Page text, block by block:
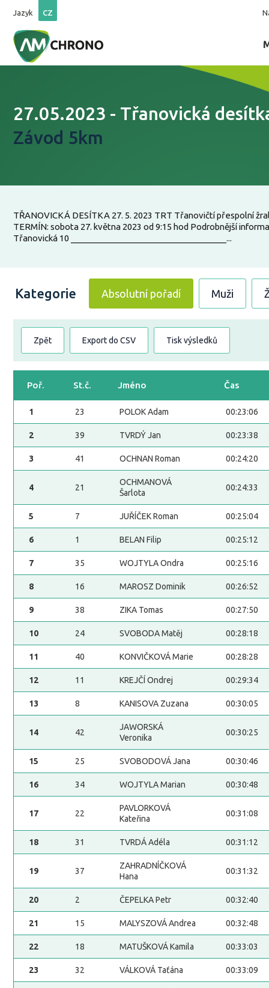
Jazyk CZ
27.05.2023 - Třanovická
Závod 5km
TŘANOVICKÁ DESÍTKA 27. 5. 2023 TRT Třanovičtí přespolní
TERMÍN: sobota 27. května 2023 od 9:15 hod Podrobnější
Třanovická 10 _____________________________________...
Kategorie Absolutní pořadí Muži
Zpět Export do CSV Tisk výsledků
Poř. St.č. Jméno Čas
1 23 POLOK Adam 00:23:06
2 39 TVRDÝ Jan 00:23:38
3 41 OCHNAN Roman 00:24:20
4 21
OCHMANOVÁ
Šarlota
00:24:33
5 7 JUŘÍČEK Roman 00:25:04
6 1 BELAN Filip 00:25:12
7 35 WOJTYLA Ondra 00:25:16
8 16 MAROSZ Dominik 00:26:52
9 38 ZIKA Tomas 00:27:50
10 24 SVOBODA Matěj 00:28:18
11 40 KONVIČKOVÁ Marie 00:28:28
12 11 KREJČÍ Ondrej 00:29:34
13 8 KANISOVA Zuzana 00:30:05
14 42
JAWORSKÁ
Veronika
00:30:25
15 25 SVOBODOVÁ Jana 00:30:46
16 34 WOJTYLA Marian 00:30:48
17 22
PAVLORKOVÁ
Kateřina
00:31:08
18 31 TVRDÁ Adéla 00:31:12
19 37
ZAHRADNÍČKOVÁ
Hana
00:31:32
20 2 ČEPELKA Petr 00:32:40
21 15 MALYSZOVÁ Andrea 00:32:48
22 18 MATUŠKOVÁ Kamila 00:33:03
23 32 VÁLKOVÁ Taťána 00:33:09